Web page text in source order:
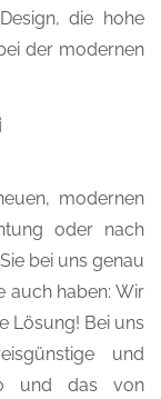
die hohe
der modernen
modernen
oder nach
bei uns genau
auch haben: Wir
Lösung! Bei uns
und
und das von